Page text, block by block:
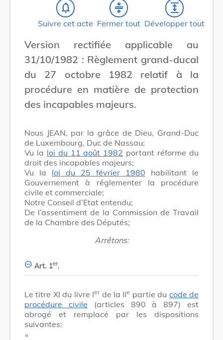
notifications_none
Suivre cet acte
compress
Fermer tout
expand
Développer tout
Version rectifiée applicable au
31/10/1982 : Règlement grand-ducal
du 27 octobre 1982 relatif à la
procédure en matière de protection
des incapables majeurs.
Nous JEAN, par la grâce de Dieu, Grand-Duc
de Luxembourg, Duc de Nassau;
Vu la loi du 11 août 1982 portant réforme du
droit des incapables majeurs;
Vu la loi du 25 février 1980 habilitant le
Gouvernement à réglementer la procédure
civile et commerciale;
Notre Conseil d’Etat entendu;
De l’assentiment de la Commission de Travail
de la Chambre des Députés;
Arrêtons:
Art. 1er.
Le titre XI du livre Ierde la IIe partie du code de
procédure civile (articles 890 à 897) est
abrogé et remplacé par les dispositions
suivantes:
​ «